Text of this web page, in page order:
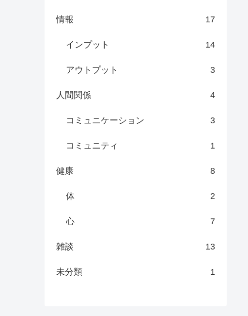
情報 17
インプット 14
アウトプット 3
人間関係 4
コミュニケーション 3
コミュニティ 1
健康 8
体 2
心 7
雑談 13
未分類 1